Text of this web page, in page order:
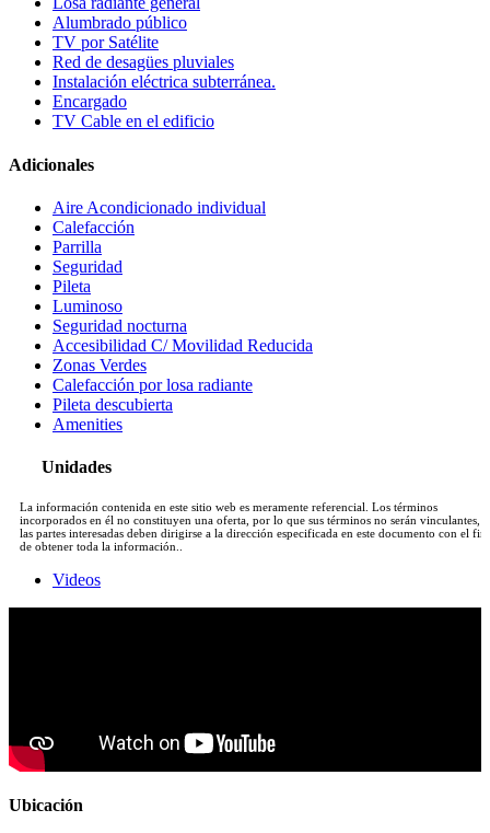
Alumbrado público
TV por Satélite
Red de desagües pluviales
Instalación eléctrica subterránea.
Encargado
TV Cable en el edificio
Adicionales
Aire Acondicionado individual
Calefacción
Parrilla
Seguridad
Pileta
Luminoso
Seguridad nocturna
Accesibilidad C/ Movilidad Reducida
Zonas Verdes
Calefacción por losa radiante
Pileta descubierta
Amenities
Unidades
La información contenida en este sitio web es meramente referencial. Los términos
incorporados en él no constituyen una oferta, por lo que sus términos no serán vinculantes, y
las partes interesadas deben dirigirse a la dirección especificada en este documento con el fin
de obtener toda la información..
Videos
Ubicación